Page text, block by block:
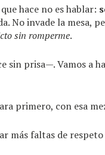
hace no es hablar:
No invade la mesa,
sin romperme.
sin prisa—. Vamos a
primero, con esa
más faltas de